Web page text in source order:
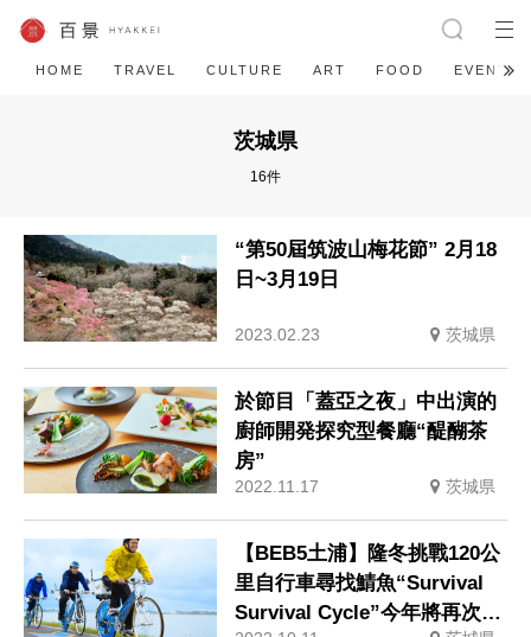
HOME TRAVEL CULTURE ART FOOD EVENT
茨城県
16件
“第50屆筑波山梅花節” 2月18
日~3月19日
2023.02.23 茨城県
於節目「蓋亞之夜」中出演的
廚師開発探究型餐廳“醍醐茶
房”
2022.11.17 茨城県
【BEB5土浦】隆冬挑戰120公
里自行車尋找鯖魚“Survival
Survival Cycle”今年將再次舉